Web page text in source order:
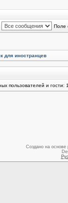
Поле
для иностранцев
пользователей и гости:
Создано на основе